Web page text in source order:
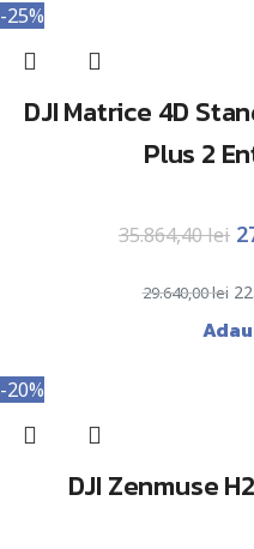
-25%
DJI Matrice 4D
Plus 2
29.640,00lei
35.864,40lei
-20%
DJI Zenmuse